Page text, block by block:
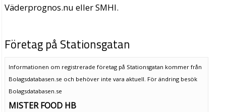
Väderprognos.nu eller SMHI.
Företag på Stationsgatan
Informationen om registrerade företag på Stationsgatan kommer från
Bolagsdatabasen.se och behöver inte vara aktuell. För ändring besök
Bolagsdatabasen.se
MISTER FOOD HB